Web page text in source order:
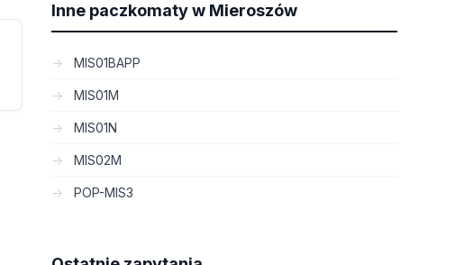
Inne paczkomaty w Mieroszów
MIS01BAPP
MIS01M
MIS01N
MIS02M
POP-MIS3